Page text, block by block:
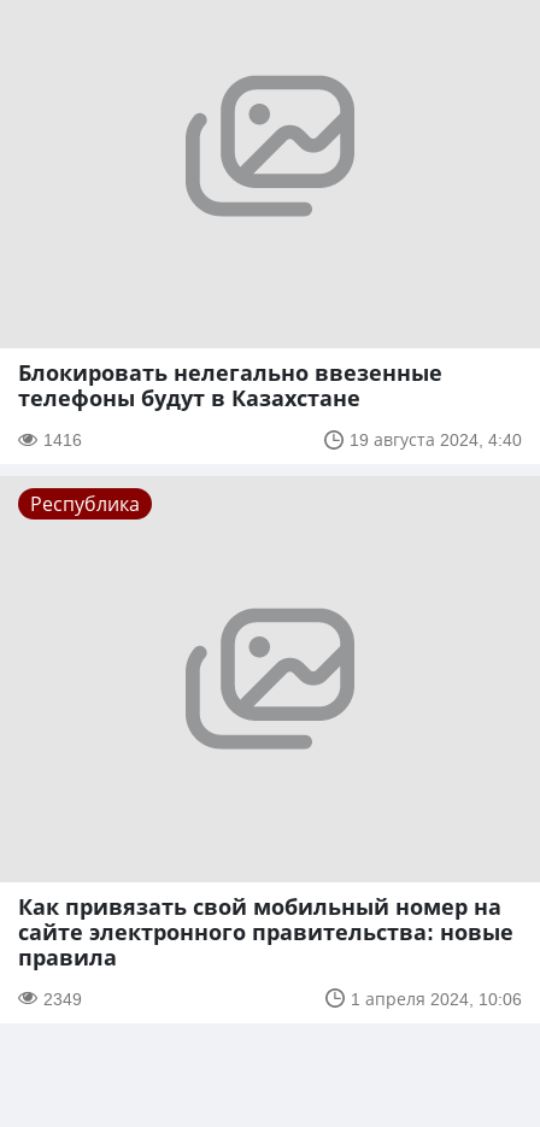
Блокировать нелегально ввезенные
телефоны будут в Казахстане
1416 19 августа 2024, 4:40
Республика
Как привязать свой мобильный номер на
сайте электронного правительства: новые
правила
2349 1 апреля 2024, 10:06